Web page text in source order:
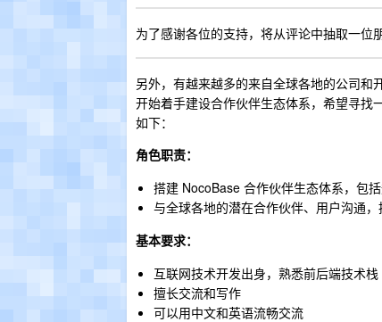
为了感谢各位的支持，将从评论中抽取一位
另外，有越来越多的来自全球各地的公司和
开始着手建设合作伙伴生态体系，希望寻找
如下：
角色职责：
搭建 NocoBase 合作伙伴生态体系，包
与全球各地的潜在合作伙伴、用户沟通
基本要求：
互联网技术开发出身，熟悉前后端技术栈
擅长交流和写作
可以用中文和英语流畅交流